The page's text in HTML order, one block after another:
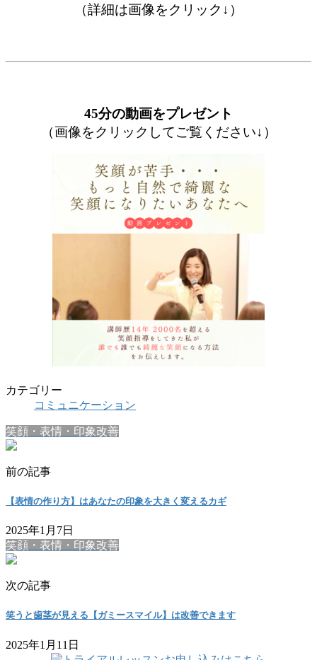
（詳細は画像をクリック↓）
45分の動画をプレゼント
（画像をクリックしてご覧ください↓）
カテゴリー
コミュニケーション
笑顔・表情・印象改善
前の記事
【表情の作り方】はあなたの印象を大きく変えるカギ
2025年1月7日
笑顔・表情・印象改善
次の記事
笑うと歯茎が見える【ガミースマイル】は改善できます
2025年1月11日